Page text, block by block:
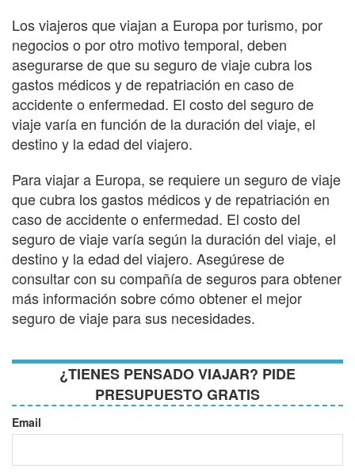
Los viajeros que viajan a Europa por turismo, por
negocios o por otro motivo temporal, deben
asegurarse de que su seguro de viaje cubra los
gastos médicos y de repatriación en caso de
accidente o enfermedad. El costo del seguro de
viaje varía en función de la duración del viaje, el
destino y la edad del viajero.
Para viajar a Europa, se requiere un seguro de viaje
que cubra los gastos médicos y de repatriación en
caso de accidente o enfermedad. El costo del
seguro de viaje varía según la duración del viaje, el
destino y la edad del viajero. Asegúrese de
consultar con su compañía de seguros para obtener
más información sobre cómo obtener el mejor
seguro de viaje para sus necesidades.
¿TIENES PENSADO VIAJAR? PIDE
PRESUPUESTO GRATIS
Email